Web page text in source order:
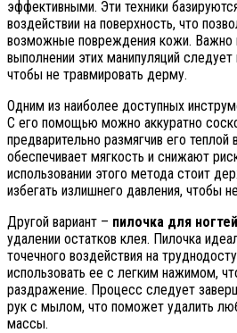
эффективными. Эти техники
воздействии на поверхность, что
возможные повреждения кожи. Важно
выполнении этих манипуляций
чтобы не травмировать дерму.
Одним из наиболее доступных
С его помощью можно аккуратно
предварительно размягчив его теплой
обеспечивает мягкость и снижают
использовании этого метода стоит
избегать излишнего давления, чтобы
Другой вариант – пилочка для ногтей
удалении остатков клея. Пилочка
точечного воздействия на
использовать ее с легким нажимом,
раздражение. Процесс следует
рук с мылом, что поможет удалить
массы.